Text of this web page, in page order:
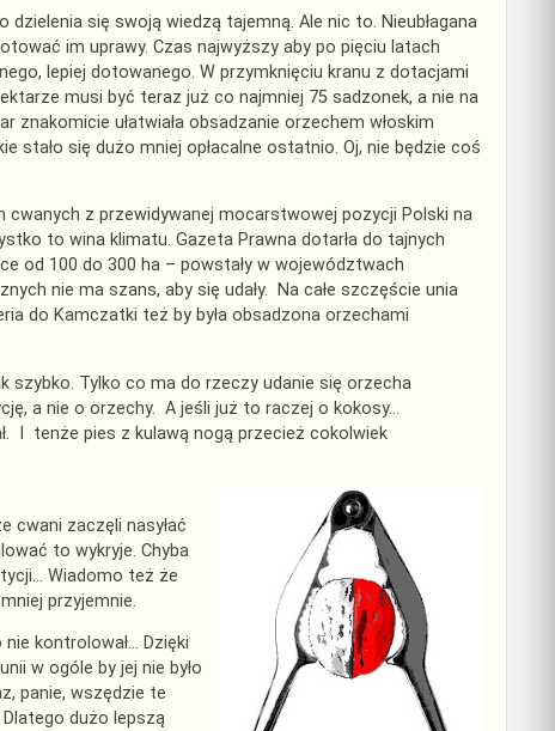
się swoją wiedzą tajemną. Ale nic to. Nieubłagana
im uprawy. Czas najwyższy aby po pięciu latach
lepiej dotowanego. W przymknięciu kranu z dotacjami
musi być teraz już co najmniej 75 sadzonek, a nie na
znakomicie ułatwiała obsadzanie orzechem włoskim
stało się dużo mniej opłacalne ostatnio. Oj, nie będzie coś
z przewidywanej mocarstwowej pozycji Polski na
to wina klimatu. Gazeta Prawna dotarła do tajnych
od 100 do 300 ha – powstały w województwach
nie ma szans, aby się udały. Na całe szczęście unia
do Kamczatki też by była obsadzona orzechami
szybko. Tylko co ma do rzeczy udanie się orzecha
a nie o orzechy. A jeśli już to raczej o kokosy…
I tenże pies z kulawą nogą przecież cokolwiek
cwani zaczęli nasyłać
to wykryje. Chyba
Wiadomo też że
przyjemnie.
kontrolował… Dzięki
w ogóle by jej nie było
panie, wszędzie te
dużo lepszą